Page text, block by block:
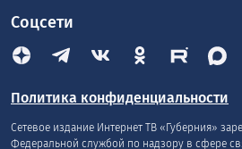
Соцсети
Политика конфиденциальности
Сетевое издание Интернет ТВ «Губерния»
Федеральной службой по надзору в сфере